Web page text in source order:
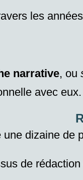
les années
narrative, ou
avec eux.
une dizaine de
de